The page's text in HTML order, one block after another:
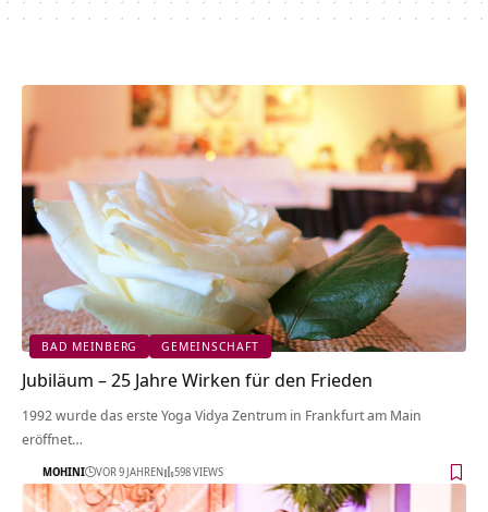
BAD MEINBERG GEMEINSCHAFT
Jubiläum – 25 Jahre Wirken für den Frieden
1992 wurde das erste Yoga Vidya Zentrum in Frankfurt am Main
eröffnet…
MOHINI VOR 9 JAHREN 598 VIEWS